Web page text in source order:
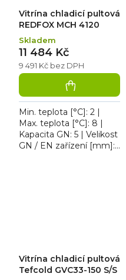
Vitrína chladicí pultová
REDFOX MCH 4120
Skladem
9 491 Kč bez DPH
11 484 Kč
Min. teplota [°C]: 2 |
Max. teplota [°C]: 8 |
Kapacita GN: 5 | Velikost
GN / EN zařízení [mm]:
Vitrína chladicí pultová
Tefcold GVC33-150 S/S